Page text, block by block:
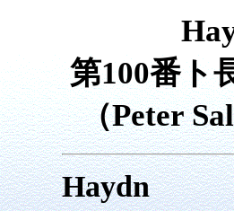
第100番ト
（Peter
Haydn